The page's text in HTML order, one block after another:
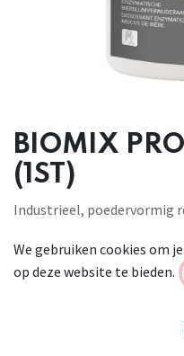
BIOMIX
(1ST)
Industrieel, poedervormig
manifesteren waar
onmiddellijke werking
garandeert een
leidingen. Bevat tevens
We gebruiken cookies om
op deze website te bieden.